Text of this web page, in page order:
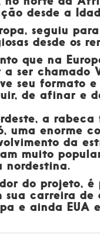
desde a
seguiu
desde os
que na
a ser chamado
seu formato
de afinar e
a
uma enorme
da
muito
nordestina.
do projeto,
carreira de
e ainda EUA